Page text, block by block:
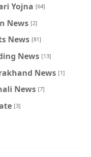
Yojna [64]
News [2]
News [81]
News [13]
News [1]
News [7]
[3]